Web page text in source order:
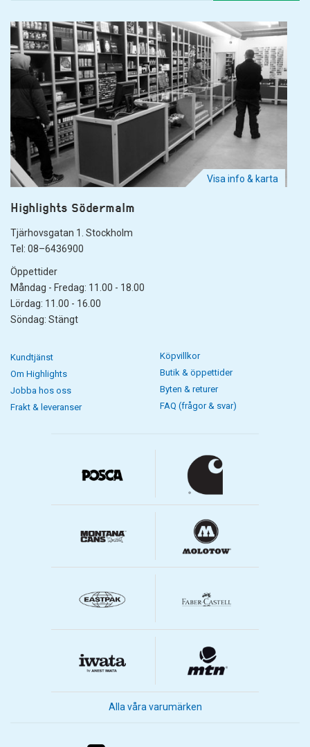
Visa info & karta
Highlights Södermalm
Tjärhovsgatan 1. Stockholm
Tel: 08–6436900
Öppettider
Måndag - Fredag: 11.00 - 18.00
Lördag: 11.00 - 16.00
Söndag: Stängt
Kundtjänst
Om Highlights
Jobba hos oss
Frakt & leveranser
Köpvillkor
Butik & öppettider
Byten & returer
FAQ (frågor & svar)
Alla våra varumärken